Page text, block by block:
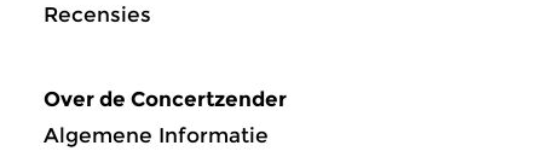
Recensies
Over de Concertzender
Algemene Informatie